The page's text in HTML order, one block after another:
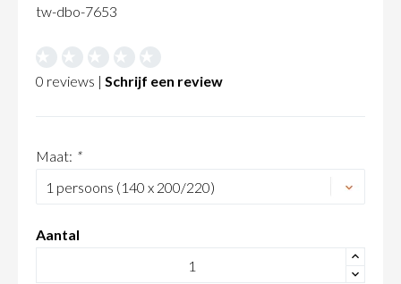
tw-dbo-7653
0 reviews | Schrijf een review
Maat: *
Aantal
+
-